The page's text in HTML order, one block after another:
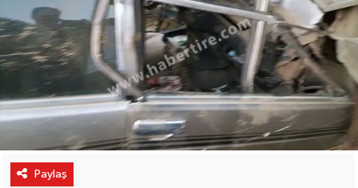
Paylaş